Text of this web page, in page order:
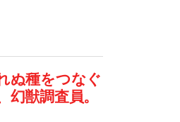
ぬ種をつなぐ
獣調査員。